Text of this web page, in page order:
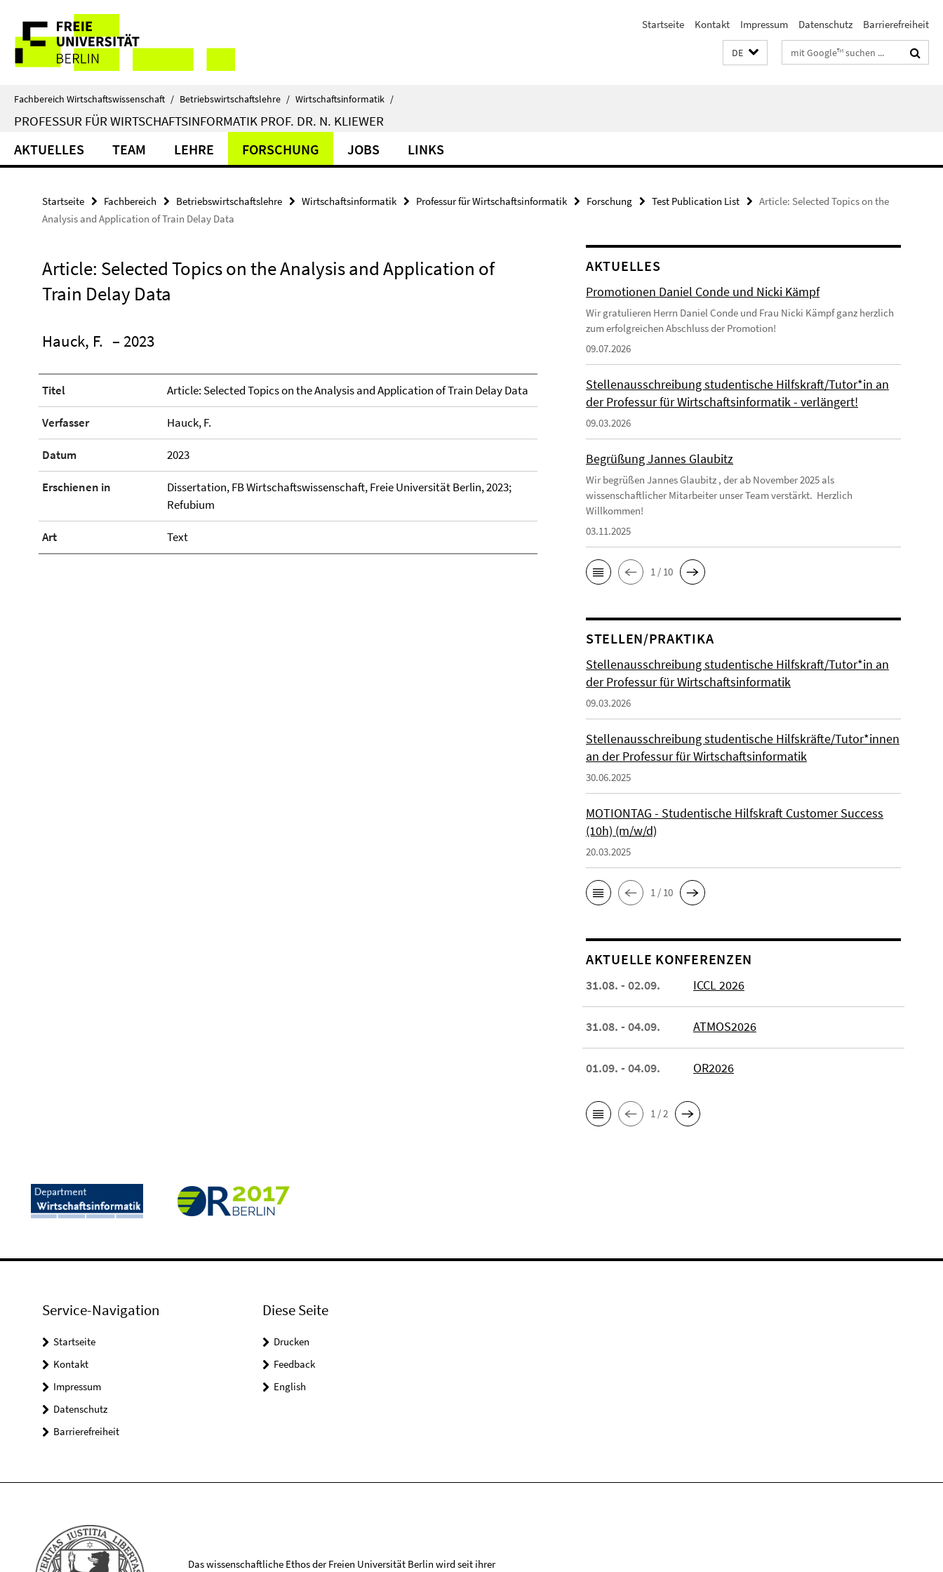
direkt
Inhalt
Service-
Navigation
Startseite Kontakt Impressum Datenschutz Barrierefreiheit
DE Suchbegriffe
Fachbereich Wirtschaftswissenschaft / Betriebswirtschaftslehre / Wirtschaftsinformatik /
PROFESSUR FÜR WIRTSCHAFTSINFORMATIK PROF. DR. N. KLIEWER
AKTUELLES TEAM LEHRE FORSCHUNG JOBS LINKS
Startseite Fachbereich Betriebswirtschaftslehre Wirtschaftsinformatik Professur für Wirtschaftsinformatik Forschung Test Publication List
Article: Selected Topics on the
Analysis and Application of Train Delay Data
Article: Selected Topics on the Analysis and Application of
Train Delay Data
Hauck, F. – 2023
Titel Article: Selected Topics on the Analysis and Application of Train Delay Data
Verfasser Hauck, F.
Datum 2023
Erschienen in
Dissertation, FB Wirtschaftswissenschaft, Freie Universität Berlin, 2023;
Refubium
Art Text
AKTUELLES
Promotionen Daniel Conde und Nicki Kämpf
Wir gratulieren Herrn Daniel Conde und Frau Nicki Kämpf ganz herzlich
zum erfolgreichen Abschluss der Promotion!
09.07.2026
Stellenausschreibung studentische Hilfskraft/Tutor*in an
der Professur für Wirtschaftsinformatik - verlängert!
09.03.2026
Begrüßung Jannes Glaubitz
Wir begrüßen Jannes Glaubitz , der ab November 2025 als
wissenschaftlicher Mitarbeiter unser Team verstärkt. Herzlich
Willkommen!
03.11.2025
1 / 10
STELLEN/PRAKTIKA
Stellenausschreibung studentische Hilfskraft/Tutor*in an
der Professur für Wirtschaftsinformatik
09.03.2026
Stellenausschreibung studentische Hilfskräfte/Tutor*innen
an der Professur für Wirtschaftsinformatik
30.06.2025
MOTIONTAG - Studentische Hilfskraft Customer Success
(10h) (m/w/d)
20.03.2025
1 / 10
AKTUELLE KONFERENZEN
31.08. - 02.09. ICCL 2026
31.08. - 04.09. ATMOS2026
01.09. - 04.09. OR2026
1 / 2
Service-Navigation
Startseite
Kontakt
Impressum
Datenschutz
Barrierefreiheit
Diese Seite
Drucken
Feedback
English
Das wissenschaftliche Ethos der Freien Universität Berlin wird seit ihrer